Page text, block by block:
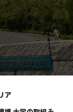
ア